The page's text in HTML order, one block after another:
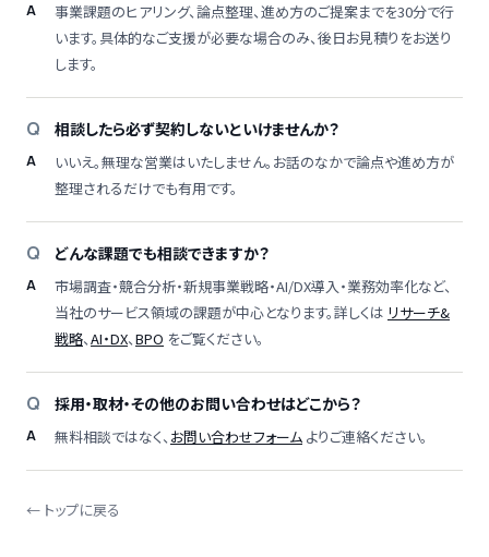
事業課題のヒアリング、論点整理、進め方のご提案までを30分で行
います。具体的なご支援が必要な場合のみ、後日お見積りをお送り
します。
相談したら必ず契約しないといけませんか？
いいえ。無理な営業はいたしません。お話のなかで論点や進め方が
整理されるだけでも有用です。
どんな課題でも相談できますか？
市場調査・競合分析・新規事業戦略・AI/DX導入・業務効率化など、
当社のサービス領域の課題が中心となります。詳しくは リサーチ&
戦略、AI・DX、BPO をご覧ください。
採用・取材・その他のお問い合わせはどこから？
無料相談ではなく、 お問い合わせフォーム よりご連絡ください。
← トップに戻る